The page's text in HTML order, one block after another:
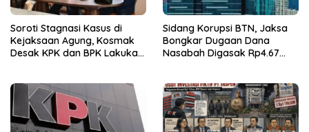
Soroti Stagnasi Kasus di
Kejaksaan Agung, Kosmak
Desak KPK dan BPK Lakukan
Sidang Korupsi BTN, Jaksa
Bongkar Dugaan Dana
Nasabah Digasak Rp4.67